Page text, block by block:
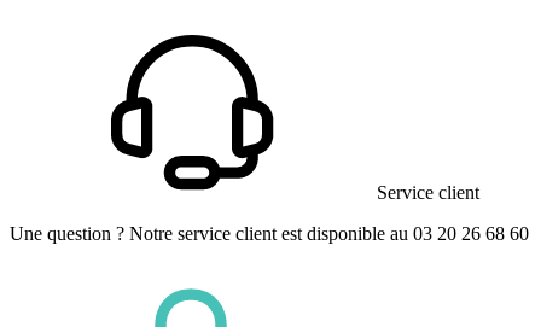
Service client
Une question ? Notre service client est disponible au 03 20 26 68 60